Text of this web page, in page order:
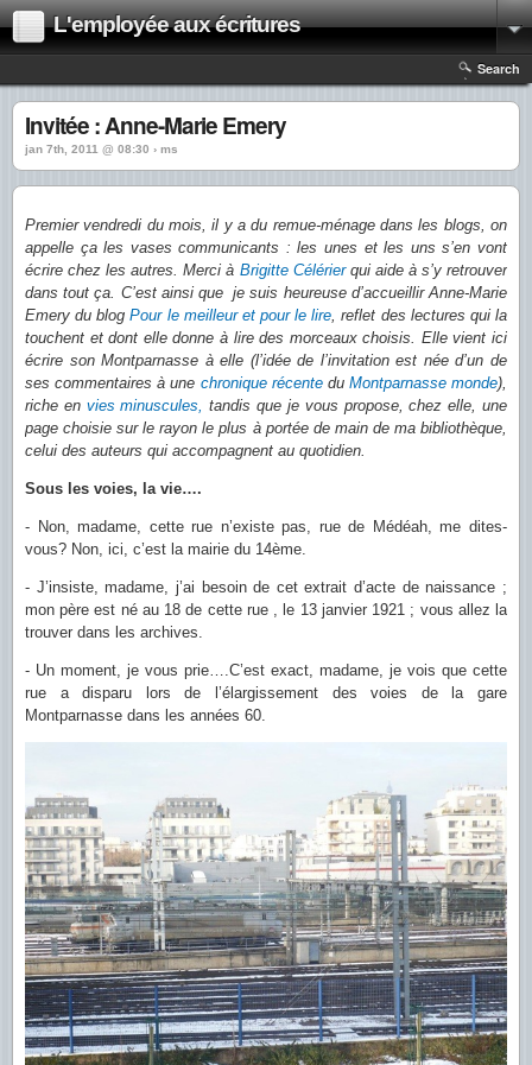
L'employée aux écritures
Search
Invitée : Anne-Marie Emery
jan 7th, 2011 @ 08:30 › ms
Premier vendredi du mois, il y a du remue-ménage dans les blogs, on
appelle ça les vases communicants : les unes et les uns s’en vont
écrire chez les autres. Merci à Brigitte Célérierqui aide à s’y retrouver
dans tout ça. C’est ainsi que je suis heureuse d’accueillir Anne-Marie
Emery du blogPour le meilleur et pour le lire, reflet des lectures qui la
touchent et dont elle donne à lire des morceaux choisis. Elle vient ici
écrire son Montparnasse à elle (l’idée de l’invitation est née d’un de
ses commentaires à une chronique récentedu Montparnasse monde),
riche en vies minuscules, tandis que je vous propose, chez elle, une
page choisie sur le rayon le plus à portée de main de ma bibliothèque,
celui des auteurs qui accompagnent au quotidien.
Sous les voies, la vie….
- Non, madame, cette rue n’existe pas, rue de Médéah, me dites-
vous? Non, ici, c’est la mairie du 14ème.
- J’insiste, madame, j’ai besoin de cet extrait d’acte de naissance ;
mon père est né au 18 de cette rue , le 13 janvier 1921 ; vous allez la
trouver dans les archives.
- Un moment, je vous prie….C’est exact, madame, je vois que cette
rue a disparu lors de l’élargissement des voies de la gare
Montparnasse dans les années 60.